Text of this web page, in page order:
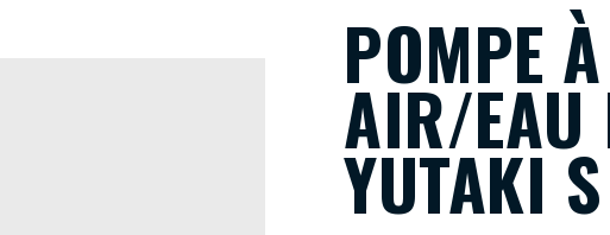
POMPE
AIR/EAU
YUTAKI